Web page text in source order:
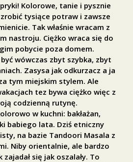
Kolorowe, tanie i pysznie
zrobić tysiące potraw i zawsze
Tak właśnie wracam z
nastroju. Ciężko wraca się do
pobycie poza domem.
wówczas zbyt szybka, zbyt
Zasysa jak odkurzacz a ja
tym miejskim stylem. Ale
tez bywa ciężko więc z
codzienną rutynę.
w kuchni: bakłażan,
babiego lata. Dziś etniczny
na bazie Tandoori Masala z
Niby orientalnie, ale bardzo
się jak oszalały. To